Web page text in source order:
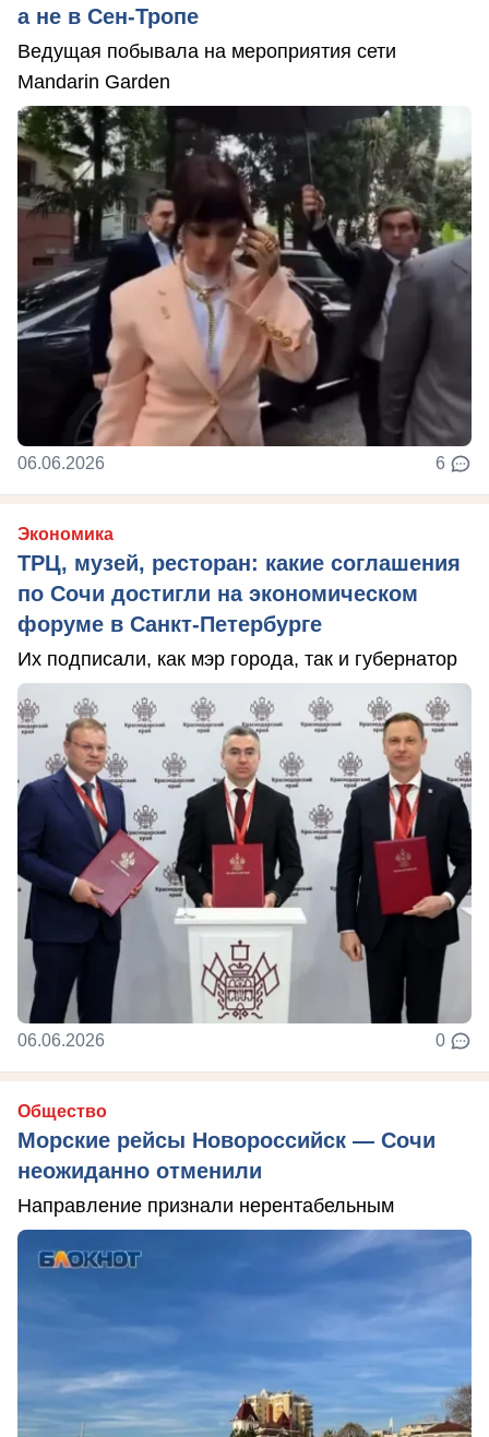
а не в Сен-Тропе
Ведущая побывала на мероприятия сети
Mandarin Garden
06.06.2026 6
Экономика
ТРЦ, музей, ресторан: какие соглашения
по Сочи достигли на экономическом
форуме в Санкт-Петербурге
Их подписали, как мэр города, так и губернатор
06.06.2026 0
Общество
Морские рейсы Новороссийск — Сочи
неожиданно отменили
Направление признали нерентабельным